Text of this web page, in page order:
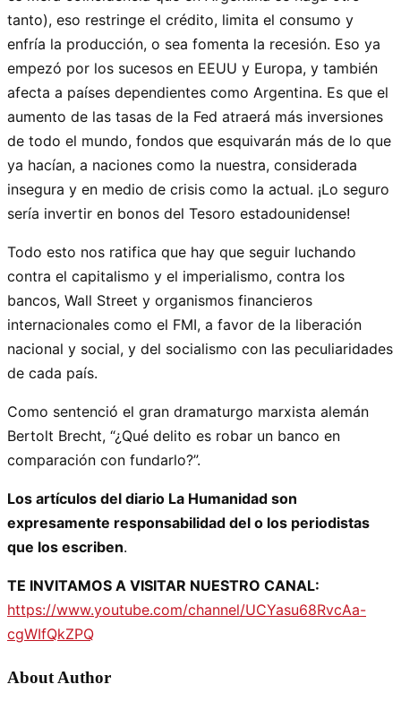
tanto), eso restringe el crédito, limita el consumo y
enfría la producción, o sea fomenta la recesión. Eso ya
empezó por los sucesos en EEUU y Europa, y también
afecta a países dependientes como Argentina. Es que el
aumento de las tasas de la Fed atraerá más inversiones
de todo el mundo, fondos que esquivarán más de lo que
ya hacían, a naciones como la nuestra, considerada
insegura y en medio de crisis como la actual. ¡Lo seguro
sería invertir en bonos del Tesoro estadounidense!
Todo esto nos ratifica que hay que seguir luchando
contra el capitalismo y el imperialismo, contra los
bancos, Wall Street y organismos financieros
internacionales como el FMI, a favor de la liberación
nacional y social, y del socialismo con las peculiaridades
de cada país.
Como sentenció el gran dramaturgo marxista alemán
Bertolt Brecht, “¿Qué delito es robar un banco en
comparación con fundarlo?”.
Los artículos del diario La Humanidad son
expresamente responsabilidad del o los periodistas
que los escriben.
TE INVITAMOS A VISITAR NUESTRO CANAL:
https://www.youtube.com/channel/UCYasu68RvcAa-
cgWIfQkZPQ
About Author